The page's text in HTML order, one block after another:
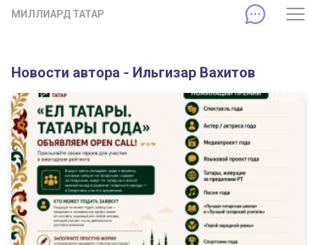
МИЛЛИАРД ТАТАР
Новости автора - Ильгизар Вахитов